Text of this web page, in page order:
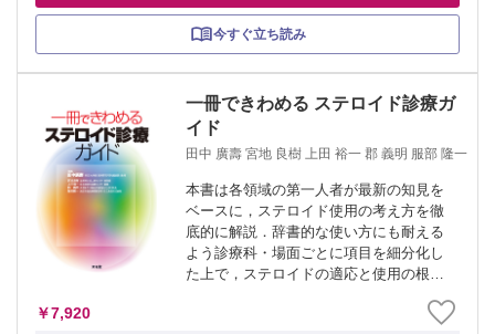
今すぐ立ち読み
一冊できわめる ステロイド診療ガ
イド
田中 廣壽 宮地 良樹 上田 裕一 郡 義明 服部 隆一
本書は各領域の第一人者が最新の知見を
ベースに，ステロイド使用の考え方を徹
底的に解説．辞書的な使い方にも耐える
よう診療科・場面ごとに項目を細分化し
た上で，ステロイドの適応と使用の根拠
時点での最新の考え方と使い方の指針を
￥7,920